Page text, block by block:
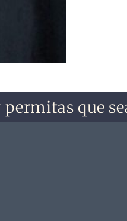
que sea.